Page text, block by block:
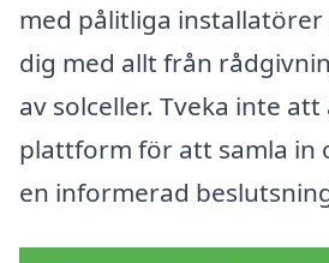
med pålitliga installatörer
dig med allt från
av solceller. Tveka inte
plattform för att samla in
en informerad